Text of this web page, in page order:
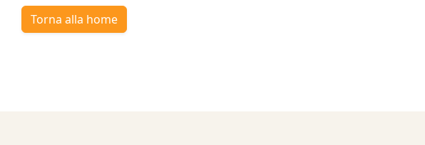
Torna alla home